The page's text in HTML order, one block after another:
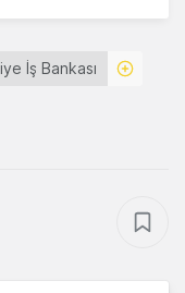
İş Bankası